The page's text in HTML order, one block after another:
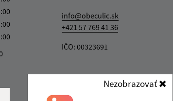
Nezobrazovať
info@obeculic.sk
+421 57 769 41 36
IČO: 00323691